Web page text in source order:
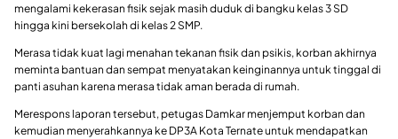
mengalami kekerasan fisik sejak masih duduk di bangku kelas 3 SD
hingga kini bersekolah di kelas 2 SMP.
Merasa tidak kuat lagi menahan tekanan fisik dan psikis, korban akhirnya
meminta bantuan dan sempat menyatakan keinginannya untuk tinggal di
panti asuhan karena merasa tidak aman berada di rumah.
Merespons laporan tersebut, petugas Damkar menjemput korban dan
kemudian menyerahkannya ke DP3A Kota Ternate untuk mendapatkan